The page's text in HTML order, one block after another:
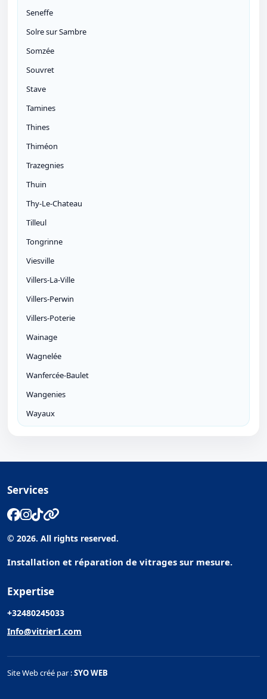
Seneffe
Solre sur Sambre
Somzée
Souvret
Stave
Tamines
Thines
Thiméon
Trazegnies
Thuin
Thy-Le-Chateau
Tilleul
Tongrinne
Viesville
Villers-La-Ville
Villers-Perwin
Villers-Poterie
Wainage
Wagnelée
Wanfercée-Baulet
Wangenies
Wayaux
Services
© 2026. All rights reserved.
Installation et réparation de vitrages sur mesure.
Expertise
+32480245033
Info@vitrier1.com
Site Web créé par :SYO WEB